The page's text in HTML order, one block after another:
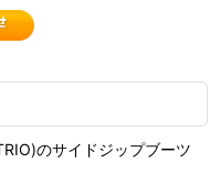
のサイドジップブーツ